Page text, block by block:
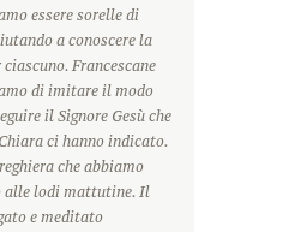
essere sorelle di
a conoscere la
Francescane
di imitare il modo
il Signore Gesù che
ci hanno indicato.
che abbiamo
alle lodi mattutine. Il
e meditato